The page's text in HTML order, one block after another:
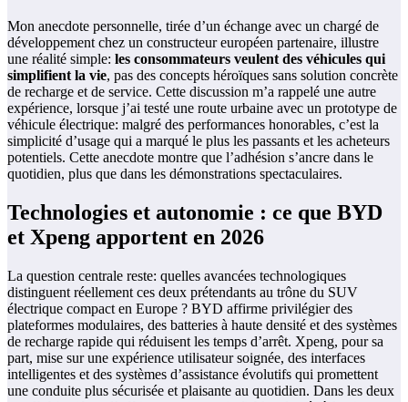
Mon anecdote personnelle, tirée d’un échange avec un chargé de
développement chez un constructeur européen partenaire, illustre
une réalité simple: les consommateurs veulent des véhicules qui
simplifient la vie, pas des concepts héroïques sans solution concrète
de recharge et de service. Cette discussion m’a rappelé une autre
expérience, lorsque j’ai testé une route urbaine avec un prototype de
véhicule électrique: malgré des performances honorables, c’est la
simplicité d’usage qui a marqué le plus les passants et les acheteurs
potentiels. Cette anecdote montre que l’adhésion s’ancre dans le
quotidien, plus que dans les démonstrations spectaculaires.
Technologies et autonomie : ce que BYD
et Xpeng apportent en 2026
La question centrale reste: quelles avancées technologiques
distinguent réellement ces deux prétendants au trône du SUV
électrique compact en Europe ? BYD affirme privilégier des
plateformes modulaires, des batteries à haute densité et des systèmes
de recharge rapide qui réduisent les temps d’arrêt. Xpeng, pour sa
part, mise sur une expérience utilisateur soignée, des interfaces
intelligentes et des systèmes d’assistance évolutifs qui promettent
une conduite plus sécurisée et plaisante au quotidien. Dans les deux